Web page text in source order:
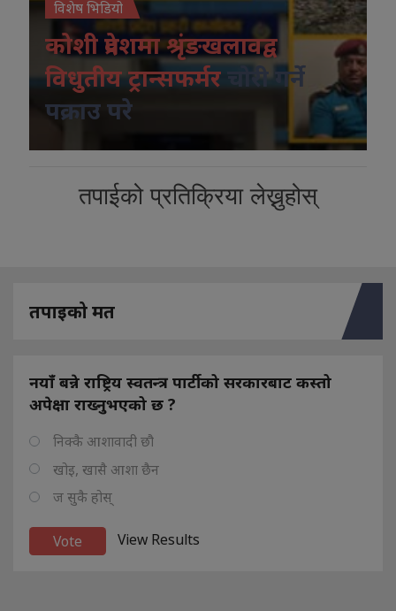
विशेष भिडियो
कोशी प्रदेशमा श्रृंङखलावद्व
विधुतीय ट्रान्सफर्मर
चोरी गर्ने
पक्राउ परे
तपाईको प्रतिक्रिया लेख्नुहोस्
तपाइको मत
नयाँ बन्ने राष्ट्रिय स्वतन्त्र पार्टीको सरकारबाट कस्तो
अपेक्षा राख्नुभएको छ ?
निक्कै आशावादी छौ
खोइ, खासै आशा छैन
ज सुकै होस्
View Results